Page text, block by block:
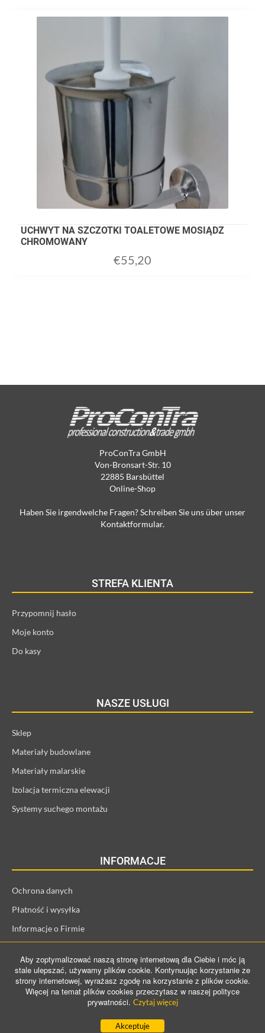
UCHWYT NA SZCZOTKI TOALETOWE MOSIĄDZ
CHROMOWANY
€55,20
ProConTra GmbH
Von-Bronsart-Str. 10
22885 Barsbüttel
Online-Shop
Haben Sie irgendwelche Fragen? Schreiben Sie uns über unser
Kontaktformular.
STREFA KLIENTA
Przypomnij hasło
Moje konto
Do kasy
NASZE USŁUGI
Sklep
Materiały budowlane
Materiały malarskie
Izolacja termiczna elewacji
Systemy suchego montażu
INFORMACJE
Ochrona danych
Płatność i wysyłka
Informacje o Firmie
Prawo odstąpienia od umowy
©️ 2021 ProConTra GmbH. All Rights Reserved
Aby zoptymalizować naszą stronę internetową dla Ciebie i móc ją
stale ulepszać, używamy plików cookie. Kontynuując korzystanie ze
strony internetowej, wyrażasz zgodę na korzystanie z plików cookie.
Więcej na temat plików cookies przeczytasz w naszej polityce
prywatności. Czytaj więcej
Akceptuje